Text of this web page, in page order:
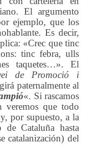
El argumento
ejemplo, que los
Es decir,
«Crec que tinc
tinc febra, ulls
taquetes…». El
de Promoció i
paternalmente al
«. Si rascamos
veremos que todo
por supuesto, a la
Cataluña hasta
catalanización) del